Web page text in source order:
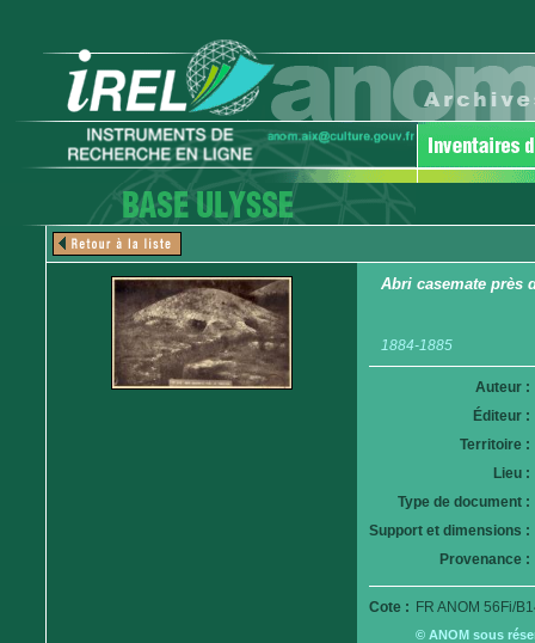
Abri casemate près
1884-1885
Auteur :
Éditeur :
Territoire :
Lieu :
Type de document :
Support et dimensions :
Provenance :
Cote : FR ANOM 56Fi/
© ANOM sous